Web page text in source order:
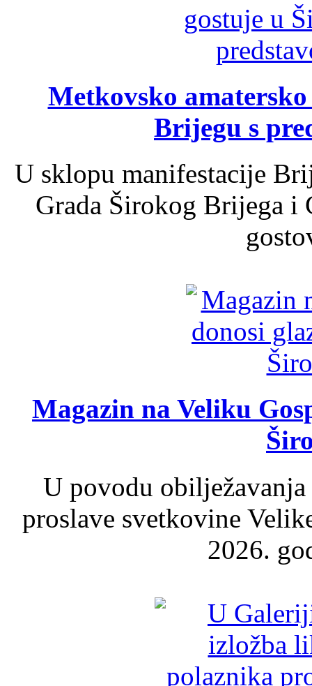
Metkovsko
Brijegu s
U sklopu manifestacije
Grada Širokog Brijega
Magazin na Veliku
U povodu
proslave svetkovine
2026.